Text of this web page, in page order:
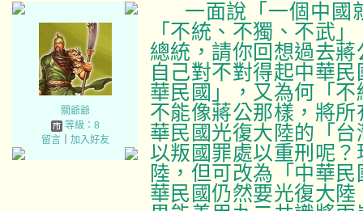
關爺爺
等級：8
留言｜ 加入好友
一面說「一個中國
「不統、不獨、不武
總統，請你回想過去
自己對不對得起中華
華民國」，又為何「
不能像蔣公那樣，將
華民國光復大陸的「
以叛國罪處以重刑呢
陸，但可改為「中華
華民國仍然要光復大